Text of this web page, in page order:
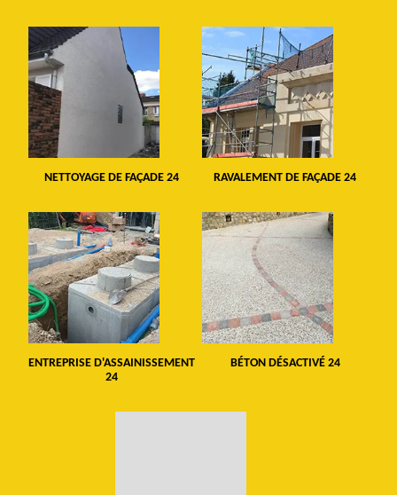
NETTOYAGE DE FAÇADE 24 RAVALEMENT DE FAÇADE 24
ENTREPRISE D'ASSAINISSEMENT
24
BÉTON DÉSACTIVÉ 24